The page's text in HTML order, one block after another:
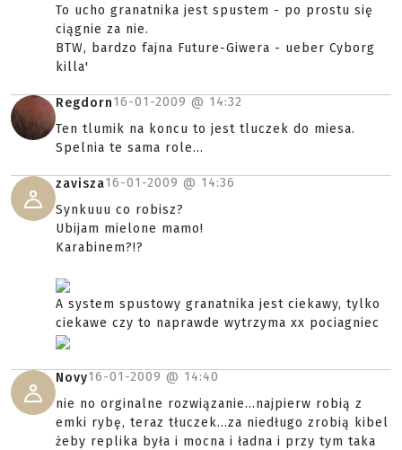
To ucho granatnika jest spustem - po prostu się
ciągnie za nie.
BTW, bardzo fajna Future-Giwera - ueber Cyborg
killa'
Regdorn16-01-2009 @ 14:32
Ten tlumik na koncu to jest tluczek do miesa.
Spelnia te sama role...
zavisza16-01-2009 @ 14:36
Synkuuu co robisz?
Ubijam mielone mamo!
Karabinem?!?
A system spustowy granatnika jest ciekawy, tylko
ciekawe czy to naprawde wytrzyma xx pociagniec
Novy16-01-2009 @ 14:40
nie no orginalne rozwiązanie...najpierw robią z
emki rybę, teraz tłuczek...za niedługo zrobią kibel
żeby replika była i mocna i ładna i przy tym taka